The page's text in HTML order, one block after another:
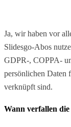
Ja, wir haben vor
Slidesgo-Abos
GDPR-, COPPA-
persönlichen Daten
verknüpft sind.
Wann verfallen